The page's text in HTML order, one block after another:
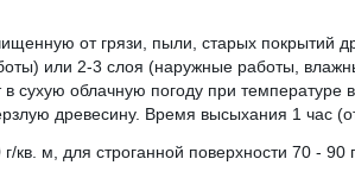
от грязи, пыли, старых покрытий
или 2-3 слоя (наружные работы,
сухую облачную погоду при температуре
древесину. Время высыхания 1 час
м, для строганной поверхности 70 - 90